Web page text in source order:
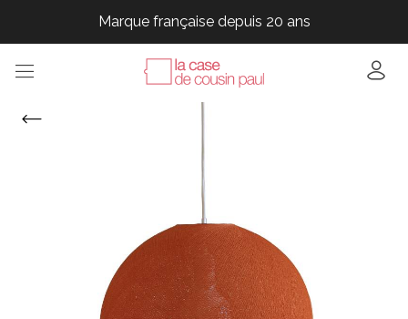
Marque française depuis 20 ans
Marque française depuis 20 ans